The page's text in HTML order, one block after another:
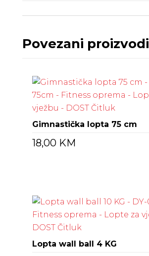
Povezani proizvodi
Gimnastička lopta 75 cm
18,00 KM
Lopta wall ball 4 KG